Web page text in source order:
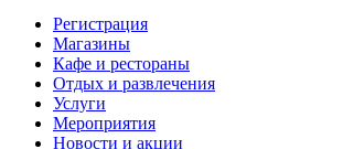
Регистрация
Магазины
Кафе и рестораны
Отдых и развлечения
Услуги
Мероприятия
Новости и акции